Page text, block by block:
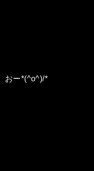
おー*(^o^)/*